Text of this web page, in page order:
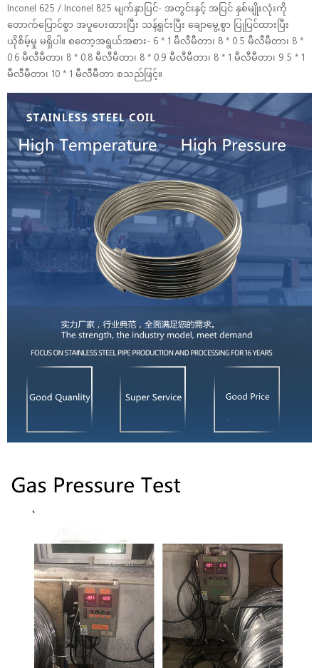
Inconel 625 / Inconel 825 မျက်နှာပြင်- အတွင်းနှင့် အပြင် နှစ်မျိုးလုံးကို
တောက်ပြောင်စွာ အပူပေးထားပြီး သန့်ရှင်းပြီး ချောမွေ့စွာ ပြုပြင်ထားပြီး
ယိုစိမ့်မှု မရှိပါ။ စတော့အရွယ်အစား- 6 * 1 မီလီမီတာ၊ 8 * 0.5 မီလီမီတာ၊ 8 *
0.6 မီလီမီတာ၊ 8 * 0.8 မီလီမီတာ၊ 8 * 0.9 မီလီမီတာ၊ 8 * 1 မီလီမီတာ၊ 9.5 * 1
မီလီမီတာ၊ 10 * 1 မီလီမီတာ စသည်ဖြင့်။